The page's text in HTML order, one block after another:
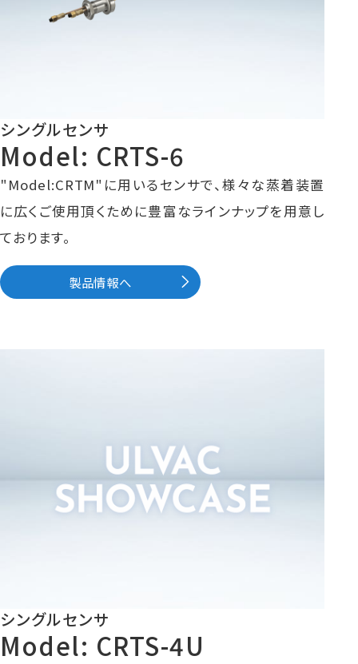
シングルセンサ
Model: CRTS-6
"Model:CRTM"に用いるセンサで、様々な蒸着装置
に広くご使用頂くために豊富なラインナップを用意し
ております。
製品情報へ
シングルセンサ
Model: CRTS-4U